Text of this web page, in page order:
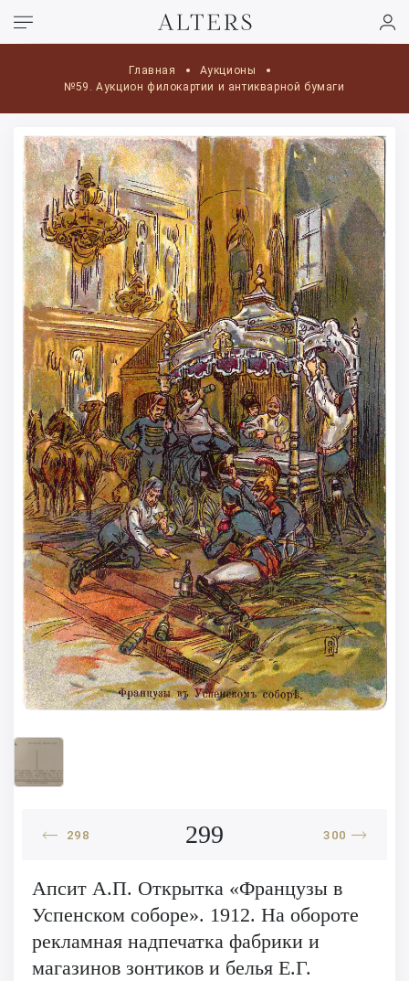
Главная
Аукционы
№59. Аукцион филокартии и антикварной бумаги
298 299 300
Апсит А.П. Открытка «Французы в
Успенском соборе». 1912. На обороте
рекламная надпечатка фабрики и
магазинов зонтиков и белья Е.Г.